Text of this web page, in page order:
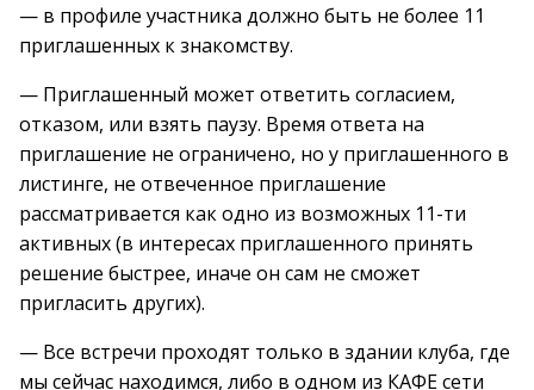
— в профиле участника должно быть не более 11
приглашенных к знакомству.
— Приглашенный может ответить согласием,
отказом, или взять паузу. Время ответа на
приглашение не ограничено, но у приглашенного в
листинге, не отвеченное приглашение
рассматривается как одно из возможных 11-ти
активных (в интересах приглашенного принять
решение быстрее, иначе он сам не сможет
пригласить других).
— Все встречи проходят только в здании клуба, где
мы сейчас находимся, либо в одном из КАФЕ сети